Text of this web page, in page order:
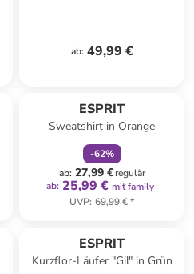
ab: 49,99 €
ESPRIT
Sweatshirt in Orange
-62%
ab: 27,99 €regulär
ab: 25,99 € mit family
UVP: 69,99 €*
ESPRIT
Kurzflor-Läufer "Gil" in Grün